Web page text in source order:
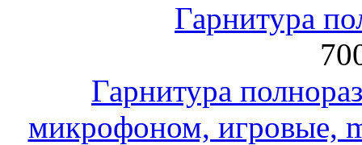
Гарнитура
Гарнитура
микрофоном, игровые,